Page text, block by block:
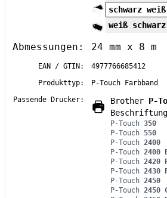
schwarz weiß
weiß schwarz
Abmessungen: 24 mm x 8 m
EAN / GTIN:
4977766685412
Produkttyp:
P-Touch Farbband
Passende Drucker:
Brother P-
P-Touch 350
P-Touch 550
P-Touch 2400
P-Touch 2400
P-Touch 2420
P-Touch 2430
P-Touch 2450
P-Touch 2450